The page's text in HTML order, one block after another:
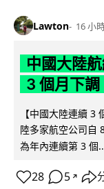
Lawton 16 小
中國大陸
3 個月下調
【中國大陸連續 3
陸多家航空公司自
為年內連續第 3 個
28 5 ↗